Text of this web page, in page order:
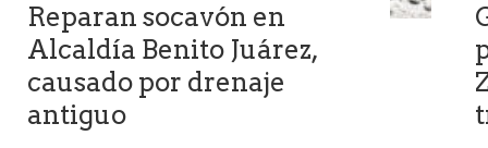
Reparan socavón en
Alcaldía Benito Juárez,
causado por drenaje
antiguo